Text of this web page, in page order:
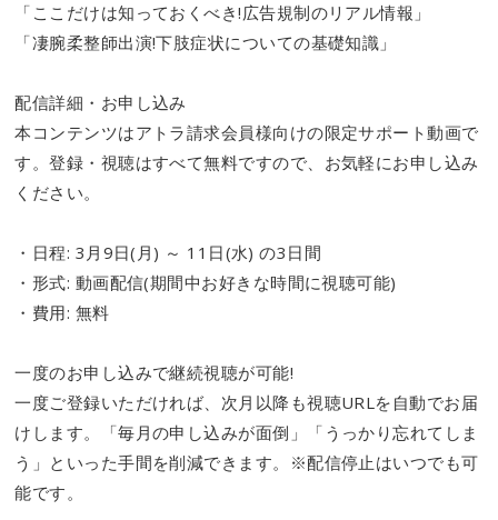
「ここだけは知っておくべき!広告規制のリアル情報」
「凄腕柔整師出演!下肢症状についての基礎知識」
配信詳細・お申し込み
本コンテンツはアトラ請求会員様向けの限定サポート動画で
す。登録・視聴はすべて無料ですので、お気軽にお申し込み
ください。
・日程: 3月9日(月) ～ 11日(水) の3日間
・形式: 動画配信(期間中お好きな時間に視聴可能)
・費用: 無料
一度のお申し込みで継続視聴が可能!
一度ご登録いただければ、次月以降も視聴URLを自動でお届
けします。「毎月の申し込みが面倒」「うっかり忘れてしま
う」といった手間を削減できます。※配信停止はいつでも可
能です。